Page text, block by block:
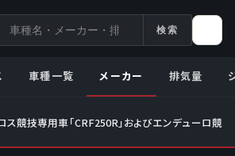
検索
車種一覧 メーカー 排気量
ス競技専用車「CRF250R」およびエンデューロ競